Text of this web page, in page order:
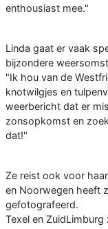
enthousiast mee."
Linda gaat er vaak
bijzondere
"Ik hou van de
knotwilgjes en
weerbericht dat er
zonsopkomst en
dat!"
Ze reist ook voor
en Noorwegen heeft
gefotografeerd.
Texel en